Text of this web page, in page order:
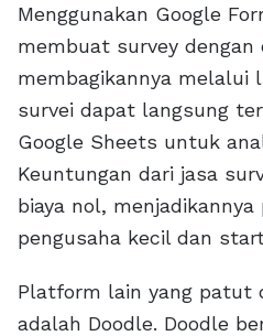
Menggunakan Google
membuat survey dengan
membagikannya melalui
survei dapat langsung
Google Sheets untuk
Keuntungan dari jasa
biaya nol,
pengusaha kecil dan
Platform lain yang patut
adalah Doodle. Doodle